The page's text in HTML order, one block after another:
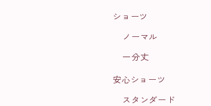
ショーツ
ノーマル
一分丈
安心ショーツ
スタンダード